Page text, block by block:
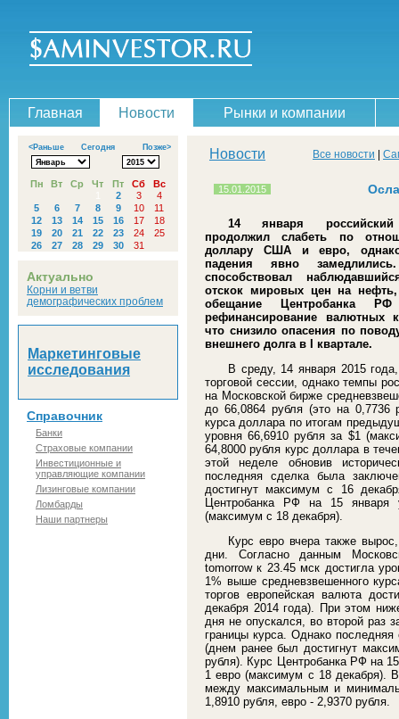
Главная Новости Рынки и компании
<Раньше Сегодня Позже>
Пн Вт Ср Чт Пт Сб
Вс
2 3
4
5
6 7 8 9 10
11
12
13 14 15 16 17
18
19
20 21 22 23 24
25
26
27 28 29 30 31
Актуально
Корни и ветви
демографических проблем
Маркетинговые
исследования
Справочник
Банки
Страховые компании
Инвестиционные и
управляющие компании
Лизинговые компании
Ломбарды
Наши партнеры
Новости Все новости |
15.01.2015
14 января
продолжил слабеть по
доллару США и евро,
падения явно
способствовал
отскок мировых цен на
обещание Центробанка РФ
рефинансирование валютных
что снизило опасения по
внешнего долга в
квартале.
В среду, 14 января 2015
торговой сессии, однако темпы
на Московской бирже
до 66,0864 рубля (это на 0,7736
курса доллара по итогам
уровня 66,6910 рубля за $1
64,8000 рубля курс доллара в
этой неделе обновив
последняя сделка была
достигнут максимум с 16
Центробанка РФ на 15 января
(максимум с 18 декабря).
Курс евро вчера также
дни. Согласно данным
tomorrow к 23.45 мск достигла
1% выше средневзвешенного
торгов европейская валюта
декабря 2014 года). При этом
дня не опускался, во второй раз
границы курса. Однако
(днем ранее был достигнут
рубля). Курс Центробанка РФ на
1 евро (максимум с 18 декабря).
между максимальным и
1,8910 рубля, евро - 2,9370 рубля.